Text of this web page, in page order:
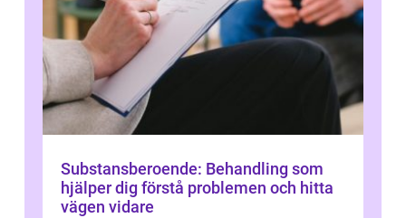
Substansberoende: Behandling som
hjälper dig förstå problemen och hitta
vägen vidare